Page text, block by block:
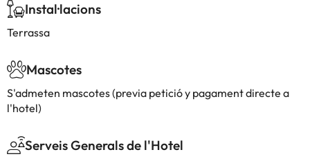
Instal·lacions
Terrassa
Mascotes
S'admeten mascotes (previa petició y pagament directe a
l'hotel)
Serveis Generals de l'Hotel